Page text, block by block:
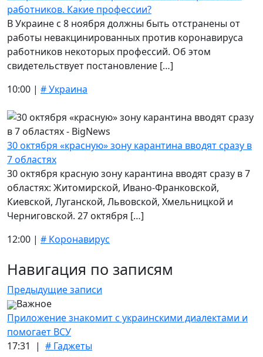
работников. Какие профессии?
В Украине с 8 ноября должны быть отстранены от
работы невакцинированных против коронавируса
работников некоторых профессий. Об этом
свидетельствует постановление […]
10:00 | # Украина
30 октября «красную» зону карантина вводят сразу в
7 областях
30 октября красную зону карантина вводят сразу в 7
областях: Житомирской, Ивано-Франковской,
Киевской, Луганской, Львовской, Хмельницкой и
Черниговской. 27 октября […]
12:00 | # Коронавирус
Навигация по записям
Предыдущие записи
Важное
Приложение знакомит с украинскими диалектами и
помогает ВСУ
17:31 | # Гаджеты